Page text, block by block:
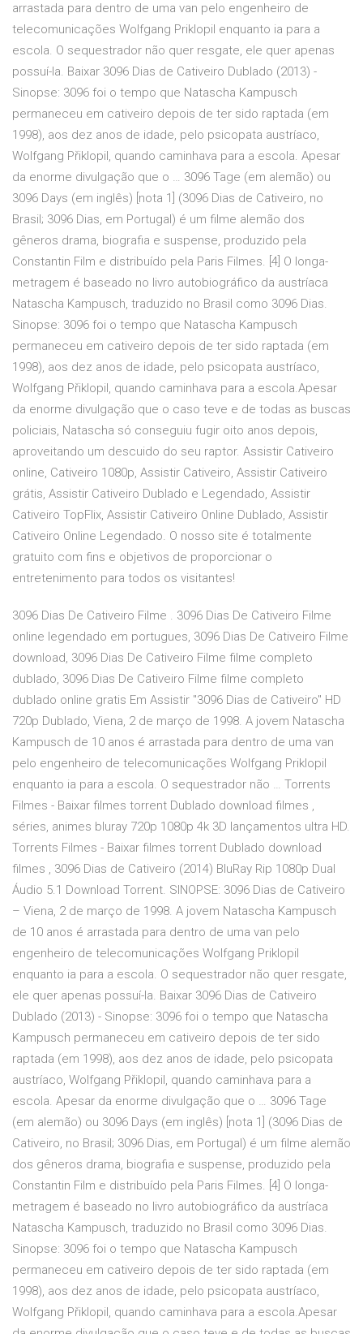
arrastada para dentro de uma van pelo engenheiro de
telecomunicações Wolfgang Priklopil enquanto ia para a
escola. O sequestrador não quer resgate, ele quer apenas
possuí-la. Baixar 3096 Dias de Cativeiro Dublado (2013) -
Sinopse: 3096 foi o tempo que Natascha Kampusch
permaneceu em cativeiro depois de ter sido raptada (em
1998), aos dez anos de idade, pelo psicopata austríaco,
Wolfgang Přiklopil, quando caminhava para a escola. Apesar
da enorme divulgação que o … 3096 Tage (em alemão) ou
3096 Days (em inglês) [nota 1] (3096 Dias de Cativeiro, no
Brasil; 3096 Dias, em Portugal) é um filme alemão dos
gêneros drama, biografia e suspense, produzido pela
Constantin Film e distribuído pela Paris Filmes. [4] O longa-
metragem é baseado no livro autobiográfico da austríaca
Natascha Kampusch, traduzido no Brasil como 3096 Dias.
Sinopse: 3096 foi o tempo que Natascha Kampusch
permaneceu em cativeiro depois de ter sido raptada (em
1998), aos dez anos de idade, pelo psicopata austríaco,
Wolfgang Přiklopil, quando caminhava para a escola.Apesar
da enorme divulgação que o caso teve e de todas as buscas
policiais, Natascha só conseguiu fugir oito anos depois,
aproveitando um descuido do seu raptor. Assistir Cativeiro
online, Cativeiro 1080p, Assistir Cativeiro, Assistir Cativeiro
grátis, Assistir Cativeiro Dublado e Legendado, Assistir
Cativeiro TopFlix, Assistir Cativeiro Online Dublado, Assistir
Cativeiro Online Legendado. O nosso site é totalmente
gratuito com fins e objetivos de proporcionar o
entretenimento para todos os visitantes!
3096 Dias De Cativeiro Filme . 3096 Dias De Cativeiro Filme
online legendado em portugues, 3096 Dias De Cativeiro Filme
download, 3096 Dias De Cativeiro Filme filme completo
dublado, 3096 Dias De Cativeiro Filme filme completo
dublado online gratis Em Assistir "3096 Dias de Cativeiro" HD
720p Dublado, Viena, 2 de março de 1998. A jovem Natascha
Kampusch de 10 anos é arrastada para dentro de uma van
pelo engenheiro de telecomunicações Wolfgang Priklopil
enquanto ia para a escola. O sequestrador não … Torrents
Filmes - Baixar filmes torrent Dublado download filmes ,
séries, animes bluray 720p 1080p 4k 3D lançamentos ultra HD.
Torrents Filmes - Baixar filmes torrent Dublado download
filmes , 3096 Dias de Cativeiro (2014) BluRay Rip 1080p Dual
Áudio 5.1 Download Torrent. SINOPSE: 3096 Dias de Cativeiro
– Viena, 2 de março de 1998. A jovem Natascha Kampusch
de 10 anos é arrastada para dentro de uma van pelo
engenheiro de telecomunicações Wolfgang Priklopil
enquanto ia para a escola. O sequestrador não quer resgate,
ele quer apenas possuí-la. Baixar 3096 Dias de Cativeiro
Dublado (2013) - Sinopse: 3096 foi o tempo que Natascha
Kampusch permaneceu em cativeiro depois de ter sido
raptada (em 1998), aos dez anos de idade, pelo psicopata
austríaco, Wolfgang Přiklopil, quando caminhava para a
escola. Apesar da enorme divulgação que o … 3096 Tage
(em alemão) ou 3096 Days (em inglês) [nota 1] (3096 Dias de
Cativeiro, no Brasil; 3096 Dias, em Portugal) é um filme alemão
dos gêneros drama, biografia e suspense, produzido pela
Constantin Film e distribuído pela Paris Filmes. [4] O longa-
metragem é baseado no livro autobiográfico da austríaca
Natascha Kampusch, traduzido no Brasil como 3096 Dias.
Sinopse: 3096 foi o tempo que Natascha Kampusch
permaneceu em cativeiro depois de ter sido raptada (em
1998), aos dez anos de idade, pelo psicopata austríaco,
Wolfgang Přiklopil, quando caminhava para a escola.Apesar